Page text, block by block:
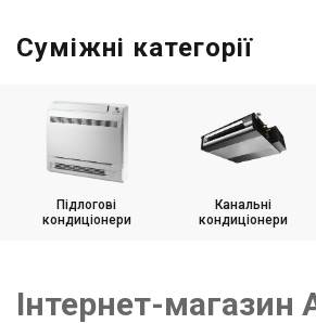
Суміжні категорії
Підлогові
кондиціонери
Канальні
кондиціонери
Інтернет-магазин